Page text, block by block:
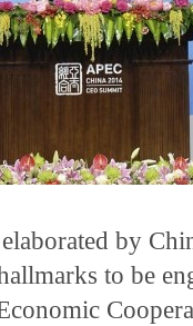
by
to be